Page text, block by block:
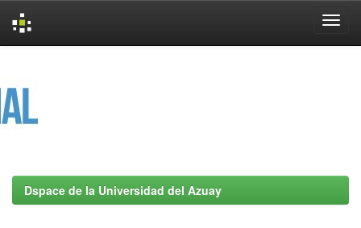
Dspace de la Universidad del Azuay